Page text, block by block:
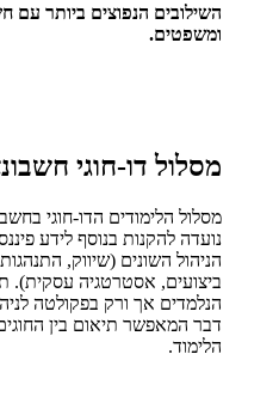
השילובים הנפוצים ביותר עם
ומשפטים.
מסלול דו-חוגי
מסלול הלימודים הדו-חוגי
נועדה להקנות בנוסף לידע
הניהול השונים (שיווק,
ביצועים, אסטרטגיה עסקית).
הנלמדים אך ורק בפקולטה
דבר המאפשר תיאום בין החוגים
הלימוד.